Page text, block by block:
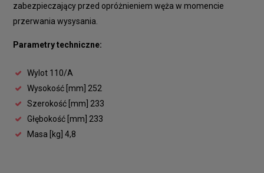
zabezpieczający przed opróżnieniem węża w momencie
przerwania wysysania.
Parametry techniczne:
Wylot 110/A
Wysokość [mm] 252
Szerokość [mm] 233
Głębokość [mm] 233
Masa [kg] 4,8